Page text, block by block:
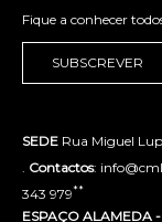
Fique a conhecer
SUBSCREVER
SEDE Rua Miguel
Contactos:
343 979**
ESPAÇO ALAMEDA